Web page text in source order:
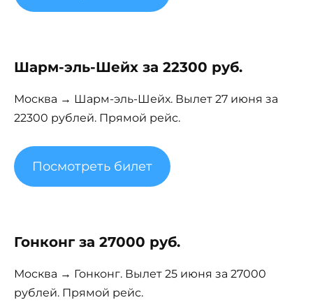
Шарм-эль-Шейх за 22300 руб.
Москва → Шарм-эль-Шейх. Вылет 27 июня за
22300 рублей. Прямой рейс.
Посмотреть билет
Гонконг за 27000 руб.
Москва → Гонконг. Вылет 25 июня за 27000
рублей. Прямой рейс.